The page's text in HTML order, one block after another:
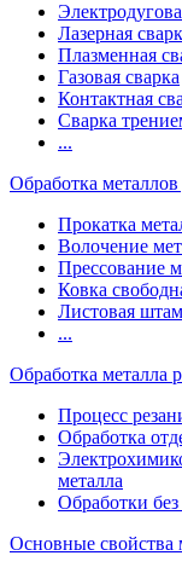
Лазерная
Плазменная
Газовая сварка
Контактная
Сварка
...
Обработка
Прокатка
Волочение
Прессование
Ковка
Листовая
...
Обработка металла
Процесс
Обработка
металла
Обработки
Основные свойства